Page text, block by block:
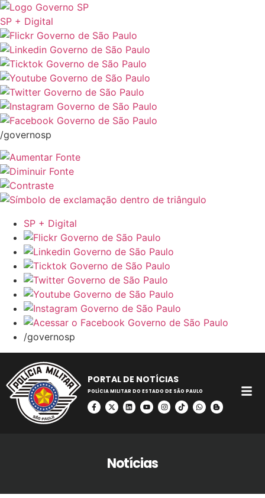
SP + Digital
/governosp
SP + Digital
/governosp
PORTAL DE NOTÍCIAS
POLÍCIA MILITAR DO ESTADO DE SÃO PAULO
Notícias